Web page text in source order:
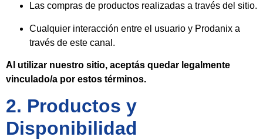
Las compras de productos realizadas a través del sitio.
Cualquier interacción entre el usuario y Prodanix a
través de este canal.
Al utilizar nuestro sitio, aceptás quedar legalmente
vinculado/a por estos términos.
2. Productos y
Disponibilidad